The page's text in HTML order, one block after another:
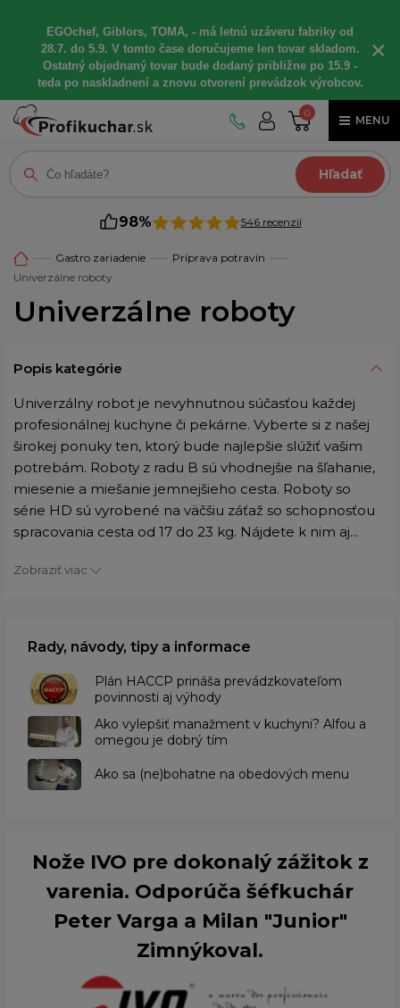
EGOchef, Giblors, TOMA, - má letnú uzáveru fabriky od
28.7. do 5.9. V tomto čase doručujeme len tovar skladom.
Ostatný objednaný tovar bude dodaný približne po 15.9 -
teda po naskladnení a znovu otvorení prevádzok výrobcov.
×
0
MENU
Hľadať
98% 546 recenzií
Gastro zariadenie
Príprava potravín
Univerzálne roboty
Univerzálne roboty
Popis kategórie
Univerzálny robot je nevyhnutnou súčasťou každej
profesionálnej kuchyne či pekárne. Vyberte si z našej
širokej ponuky ten, ktorý bude najlepšie slúžiť vašim
potrebám. Roboty z radu B sú vhodnejšie na šľahanie,
miesenie a miešanie jemnejšieho cesta. Roboty so
série HD sú vyrobené na väčšiu záťaž so schopnosťou
spracovania cesta od 17 do 23 kg. Nájdete k nim aj...
Zobraziť viac
Rady, návody, tipy a informace
​Plán HACCP prináša prevádzkovateľom
povinnosti aj výhody
Ako vylepšiť manažment v kuchyni? Alfou a
omegou je dobrý tím
​Ako sa (ne)bohatne na obedových menu
Nože IVO pre dokonalý zážitok z
varenia. Odporúča šéfkuchár
Peter Varga a Milan "Junior"
Zimnýkoval.